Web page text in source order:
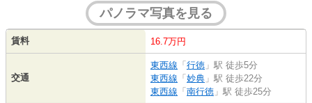
パノラマ写真を見る
賃料 16.7万円
交通
東西線 「 行徳 」駅 徒歩5分
東西線 「 妙典 」駅 徒歩22分
東西線 「 南行徳 」駅 徒歩25分